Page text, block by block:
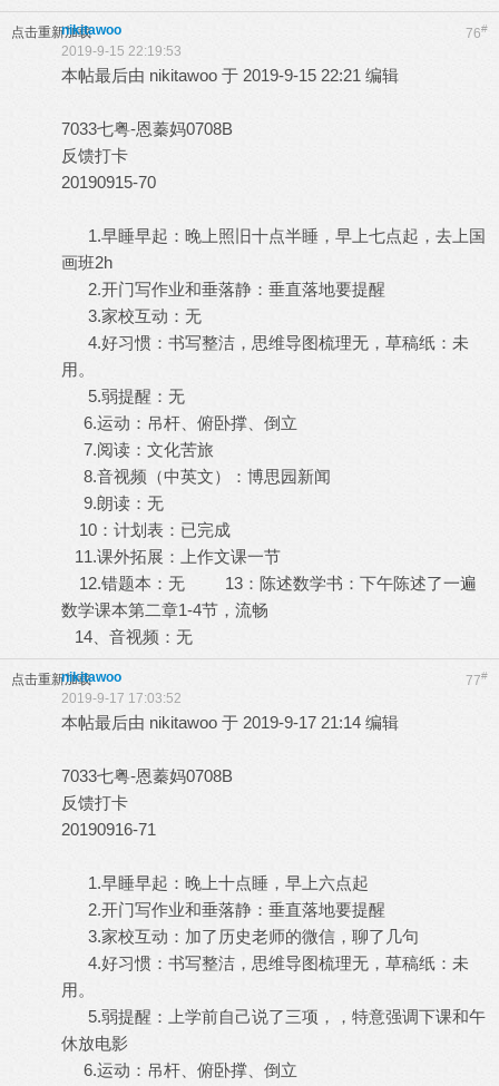
点击重新加载 76#
nikitawoo
2019-9-15 22:19:53
本帖最后由 nikitawoo 于 2019-9-15 22:21 编辑
7033七粤-恩蓁妈0708B
反馈打卡
20190915-70
1.早睡早起：晚上照旧十点半睡，早上七点起，去上国
画班2h
2.开门写作业和垂落静：垂直落地要提醒
3.家校互动：无
4.好习惯：书写整洁，思维导图梳理无，草稿纸：未
用。
5.弱提醒：无
6.运动：吊杆、俯卧撑、倒立
7.阅读：文化苦旅
8.音视频（中英文）：博思园新闻
9.朗读：无
10：计划表：已完成
11.课外拓展：上作文课一节
12.错题本：无 13：陈述数学书：下午陈述了一遍
数学课本第二章1-4节，流畅
14、音视频：无
点击重新加载 77#
nikitawoo
2019-9-17 17:03:52
本帖最后由 nikitawoo 于 2019-9-17 21:14 编辑
7033七粤-恩蓁妈0708B
反馈打卡
20190916-71
1.早睡早起：晚上十点睡，早上六点起
2.开门写作业和垂落静：垂直落地要提醒
3.家校互动：加了历史老师的微信，聊了几句
4.好习惯：书写整洁，思维导图梳理无，草稿纸：未
用。
5.弱提醒：上学前自己说了三项，，特意强调下课和午
休放电影
6.运动：吊杆、俯卧撑、倒立